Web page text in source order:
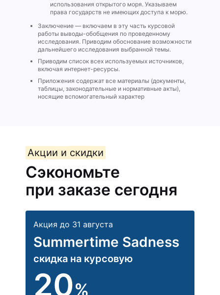
использования открытого моря. Указываем
права государств не имеющих доступа к морю.
Заключение — включаем в эту часть курсовой
работы выводы-обобщения по проведенному
исследования. Приводим обоснование возможности
дальнейшего исследования выбранной темы.
Приводим список всех используемых источников,
включая интернет-ресурсы.
Приложения содержат все материалы (документы,
таблицы, законодательные и нормативные акты),
носящие вспомогательный характер
Акции и скидки
Сэкономьте
при заказе сегодня
Акция до 31 августа
Summertime Sadness
скидка на курсовую
20%